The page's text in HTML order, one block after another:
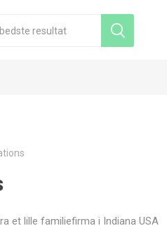
et lille familiefirma i Indiana USA